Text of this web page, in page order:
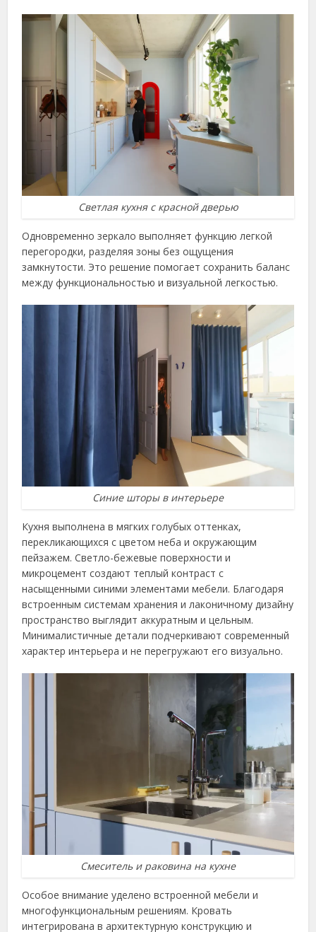
Светлая кухня с красной дверью
Одновременно зеркало выполняет функцию легкой
перегородки, разделяя зоны без ощущения
замкнутости. Это решение помогает сохранить баланс
между функциональностью и визуальной легкостью.
Синие шторы в интерьере
Кухня выполнена в мягких голубых оттенках,
перекликающихся с цветом неба и окружающим
пейзажем. Светло-бежевые поверхности и
микроцемент создают теплый контраст с
насыщенными синими элементами мебели. Благодаря
встроенным системам хранения и лаконичному дизайну
пространство выглядит аккуратным и цельным.
Минималистичные детали подчеркивают современный
характер интерьера и не перегружают его визуально.
Смеситель и раковина на кухне
Особое внимание уделено встроенной мебели и
многофункциональным решениям. Кровать
интегрирована в архитектурную конструкцию и